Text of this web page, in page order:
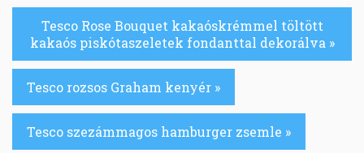
Tesco Rose Bouquet kakaóskrémmel töltött
kakaós piskótaszeletek fondanttal dekorálva »
Tesco rozsos Graham kenyér »
Tesco szezámmagos hamburger zsemle »